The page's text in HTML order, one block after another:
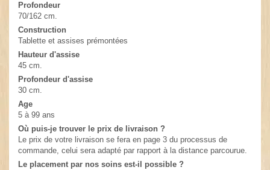
Profondeur
70/162 cm.
Construction
Tablette et assises prémontées
Hauteur d'assise
45 cm.
Profondeur d'assise
30 cm.
Age
5 à 99 ans
Où puis-je trouver le prix de livraison ?
Le prix de votre livraison se fera en page 3 du processus de
commande, celui sera adapté par rapport à la distance parcourue.
Le placement par nos soins est-il possible ?